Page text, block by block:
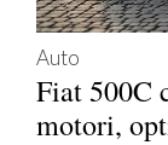
Auto
Fiat 500C
motori,